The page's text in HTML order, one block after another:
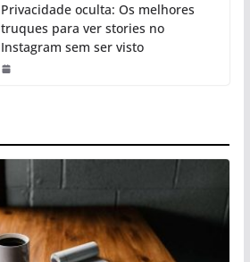
Privacidade oculta: Os melhores
truques para ver stories no
Instagram sem ser visto